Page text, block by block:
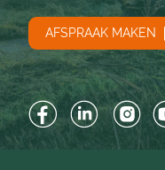
AFSPRAAK MAKEN
FacebookLinkedInInstagram